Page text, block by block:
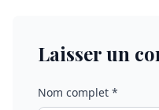
Laisser un
Nom complet *